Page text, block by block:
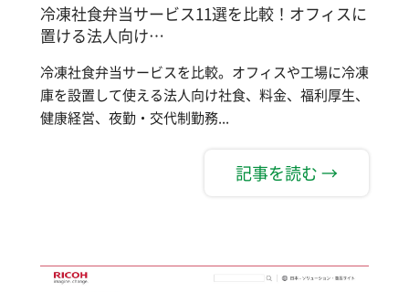
冷凍社食弁当サービス11選を比較！オフィスに
置ける法人向け…
冷凍社食弁当サービスを比較。オフィスや工場に冷凍
庫を設置して使える法人向け社食、料金、福利厚生、
健康経営、夜勤・交代制勤務...
記事を読む →